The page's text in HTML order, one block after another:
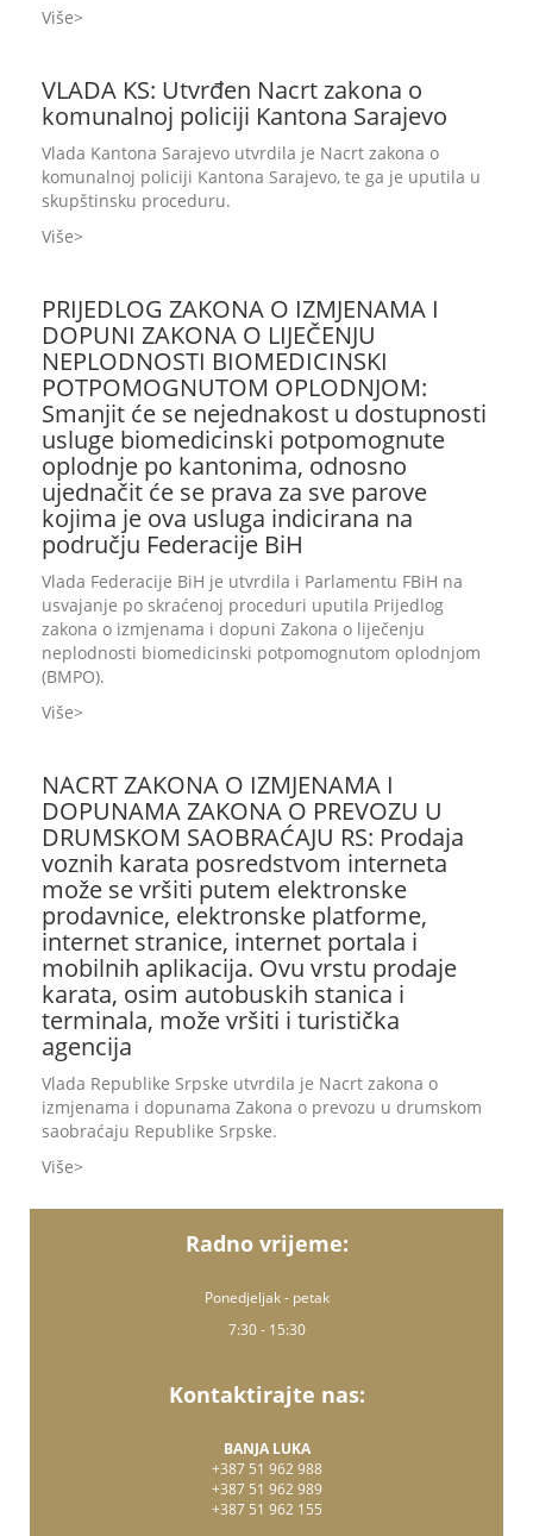
Više
VLADA KS: Utvrđen Nacrt zakona o
komunalnoj policiji Kantona Sarajevo
Vlada Kantona Sarajevo utvrdila je Nacrt zakona o
komunalnoj policiji Kantona Sarajevo, te ga je uputila u
skupštinsku proceduru.
Više
PRIJEDLOG ZAKONA O IZMJENAMA I
DOPUNI ZAKONA O LIJEČENJU
NEPLODNOSTI BIOMEDICINSKI
POTPOMOGNUTOM OPLODNJOM:
Smanjit će se nejednakost u dostupnosti
usluge biomedicinski potpomognute
oplodnje po kantonima, odnosno
ujednačit će se prava za sve parove
kojima je ova usluga indicirana na
području Federacije BiH
Vlada Federacije BiH je utvrdila i Parlamentu FBiH na
usvajanje po skraćenoj proceduri uputila Prijedlog
zakona o izmjenama i dopuni Zakona o liječenju
neplodnosti biomedicinski potpomognutom oplodnjom
(BMPO).
Više
NACRT ZAKONA O IZMJENAMA I
DOPUNAMA ZAKONA O PREVOZU U
DRUMSKOM SAOBRAĆAJU RS: Prodaja
voznih karata posredstvom interneta
može se vršiti putem elektronske
prodavnice, elektronske platforme,
internet stranice, internet portala i
mobilnih aplikacija. Ovu vrstu prodaje
karata, osim autobuskih stanica i
terminala, može vršiti i turistička
agencija
Vlada Republike Srpske utvrdila je Nacrt zakona o
izmjenama i dopunama Zakona o prevozu u drumskom
saobraćaju Republike Srpske.
Više
Radno vrijeme:
Ponedjeljak - petak
7:30 - 15:30
Kontaktirajte nas:
BANJA LUKA
+387 51 962 988
+387 51 962 989
+387 51 962 155